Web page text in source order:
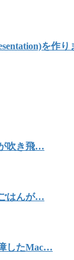
を作り
吹き飛…
はんが…
したMac…